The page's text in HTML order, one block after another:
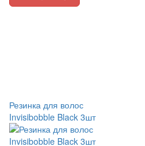
Резинка для волос
Invisibobble Black 3шт